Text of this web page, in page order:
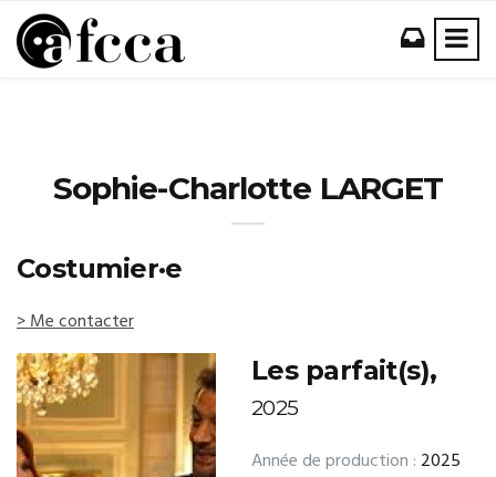
Sophie-Charlotte LARGET
Costumier·e
> Me contacter
Les parfait(s),
2025
Année de production : 2025